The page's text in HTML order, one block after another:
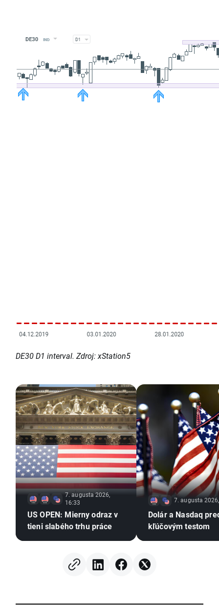
DE30 D1 interval. Zdroj: xStation5
7. augusta 2026,
16:33
US OPEN: Mierny odraz v
tieni slabého trhu práce
7. augusta
Dolár a Nasdaq
kľúčovým testom